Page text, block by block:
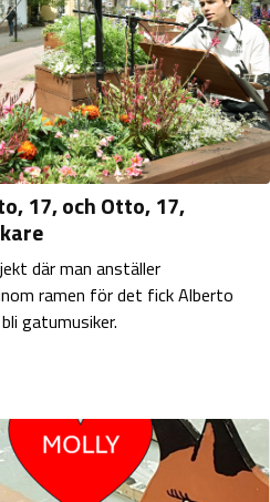
17, och Otto, 17,
där man anställer
ramen för det fick Alberto
gatumusiker.